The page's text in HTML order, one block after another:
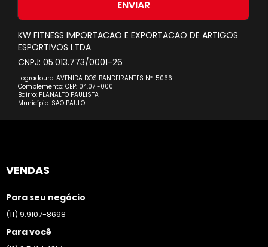
Newsletter:
ENVIAR
KW FITNESS IMPORTACAO E EXPORTACAO DE ARTIGOS
ESPORTIVOS LTDA
CNPJ: 05.013.773/0001-26
Logradouro: AVENIDA DOS BANDEIRANTES Nº: 5066
Complemento: CEP: 04.071-000
Bairro: PLANALTO PAULISTA
Município: SAO PAULO
VENDAS
Para seu negócio
(11) 9.9107-8698
Para você